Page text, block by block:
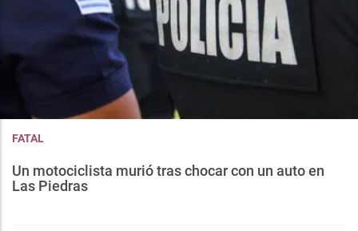
FATAL
Un motociclista murió tras chocar con un auto en
Las Piedras